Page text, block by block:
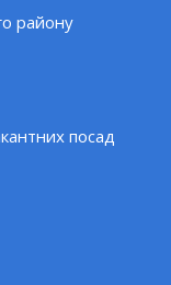
району
посад